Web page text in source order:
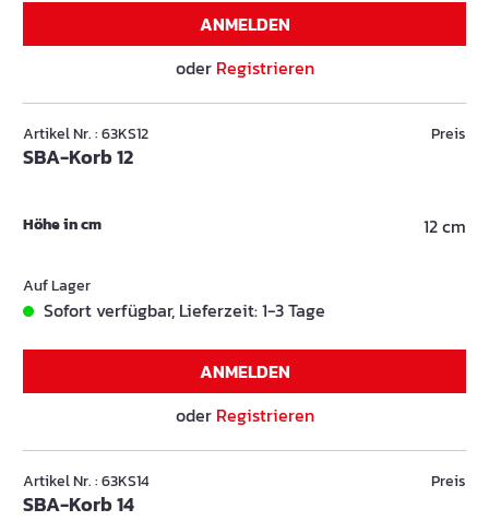
ANMELDEN
oder Registrieren
Artikel Nr. : 63KS12
SBA-Korb 12
Preis
Höhe in cm 12 cm
Auf Lager
Sofort verfügbar, Lieferzeit: 1-3 Tage
ANMELDEN
oder Registrieren
Artikel Nr. : 63KS14
SBA-Korb 14
Preis